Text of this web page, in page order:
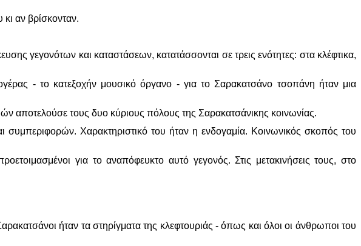
κι αν βρίσκονταν.
γεγονότων και καταστάσεων, κατατάσσονται σε τρεις ενότητες: στα κλέφτικα,
- το κατεξοχήν μουσικό όργανο - για το Σαρακατσάνο τσοπάνη ήταν μια
αποτελούσε τους δυο κύριους πόλους της Σαρακατσάνικης κοινωνίας.
Χαρακτηριστικό του ήταν η ενδογαμία. Κοινωνικός σκοπός του
για το αναπόφευκτο αυτό γεγονός. Στις μετακινήσεις τους, στο
ήταν τα στηρίγματα της κλεφτουριάς - όπως και όλοι οι άνθρωποι του